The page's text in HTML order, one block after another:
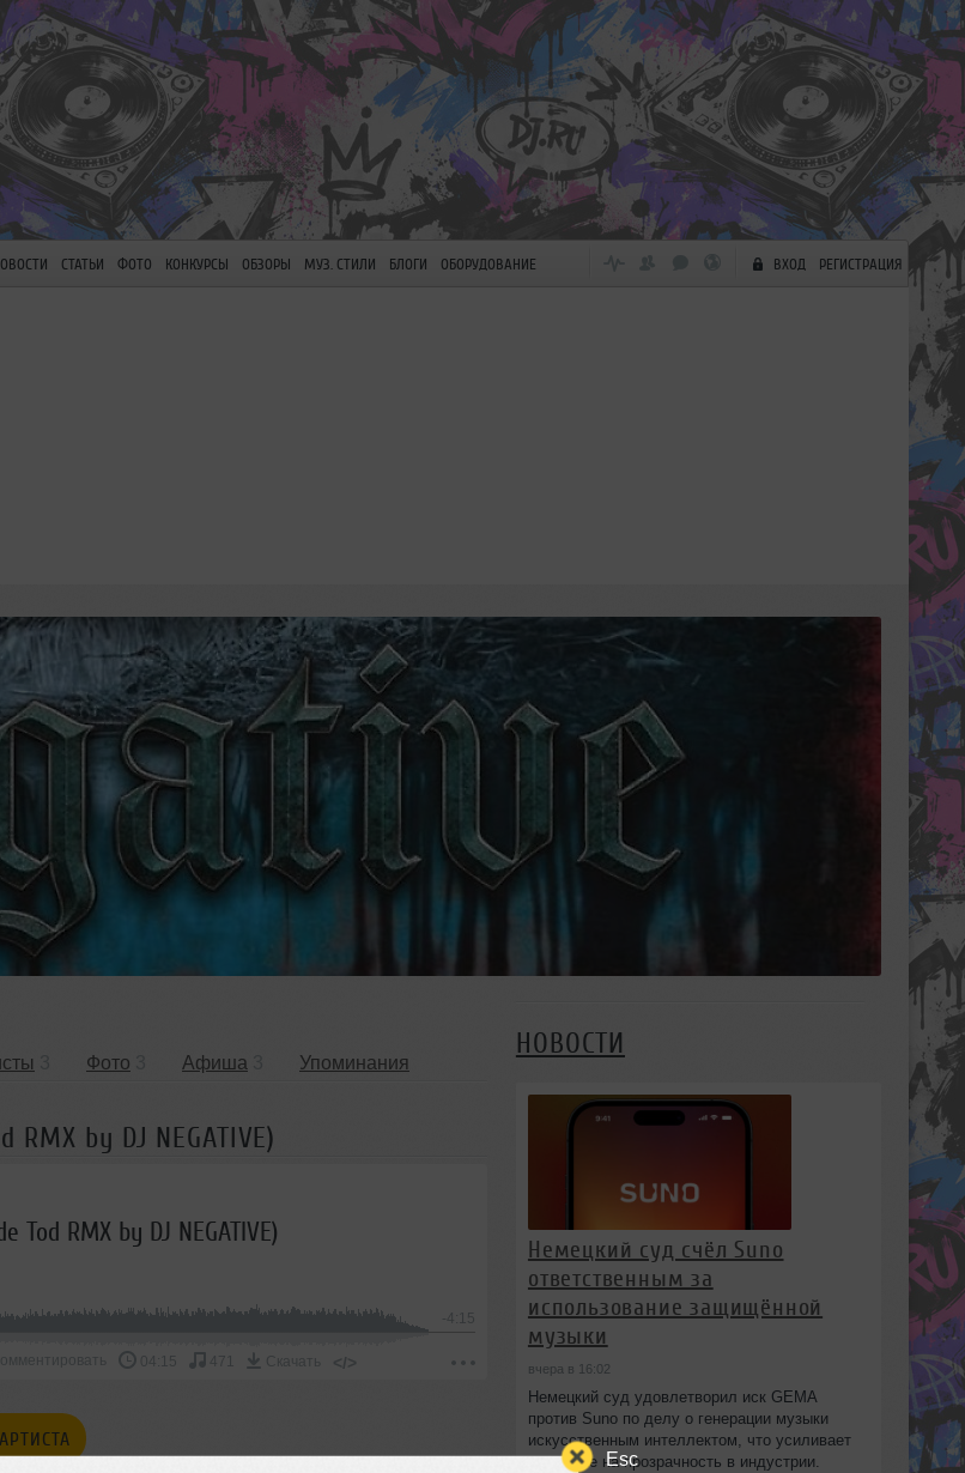
Esc
СТАТЬИ ФОТО КОНКУРСЫ ОБЗОРЫ МУЗ. СТИЛИ БЛОГИ ОБОРУДОВАНИЕ ВХОД РЕГИСТРАЦИЯ
Фото Афиша Упоминания
by DJ NEGATIVE)
RMX by DJ NEGATIVE)
-4:15
Комментировать 04:15 471 Скачать </>
НОВОСТИ
Немецкий суд счёл Suno
ответственным за
использование защищённой
музыки
вчера в 16:02
Немецкий суд удовлетворил иск GEMA
против Suno по делу о генерации музыки
искусственным интеллектом, что усиливает
давление на прозрачность в индустрии.